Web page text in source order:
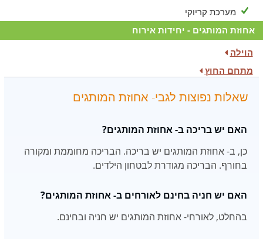
מערכת קריוקי
אחוזת המותגים - יחידות אירוח
הוילה
מתחם החוץ
שאלות נפוצות לגבי- אחוזת המותגים
האם יש בריכה ב- אחוזת המותגים?
כן, ב- אחוזת המותגים יש בריכה. הבריכה מחוממת ומקורה
בחורף. הבריכה מגודרת לבטחון הילדים.
האם יש חניה בחינם לאורחים ב- אחוזת המותגים?
בהחלט, לאורחי- אחוזת המותגים יש חניה ובחינם.